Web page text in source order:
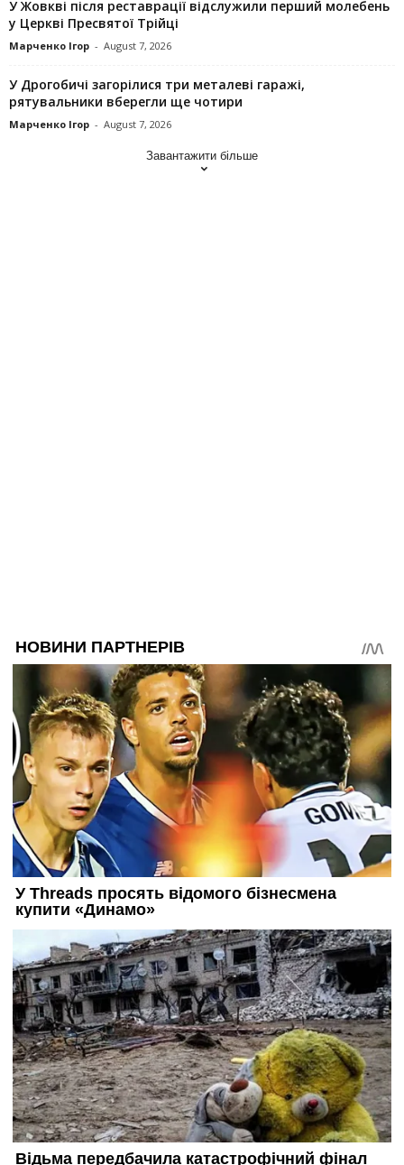
У Жовкві після реставрації відслужили перший молебень
у Церкві Пресвятої Трійці
Марченко Ігор - August 7, 2026
У Дрогобичі загорілися три металеві гаражі,
рятувальники вберегли ще чотири
Марченко Ігор - August 7, 2026
Завантажити більше